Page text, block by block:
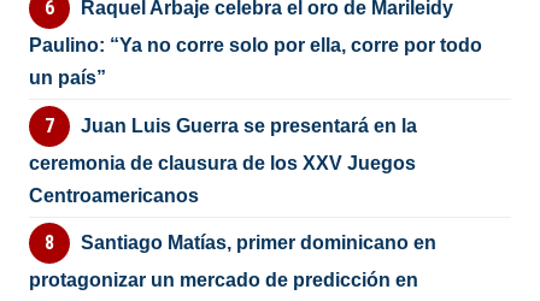
Raquel Arbaje celebra el oro de Marileidy
Paulino: “Ya no corre solo por ella, corre por todo
un país”
Juan Luis Guerra se presentará en la
ceremonia de clausura de los XXV Juegos
Centroamericanos
Santiago Matías, primer dominicano en
protagonizar un mercado de predicción en